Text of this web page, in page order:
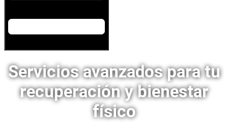
Servicios avanzados para tu
recuperación y bienestar
físico